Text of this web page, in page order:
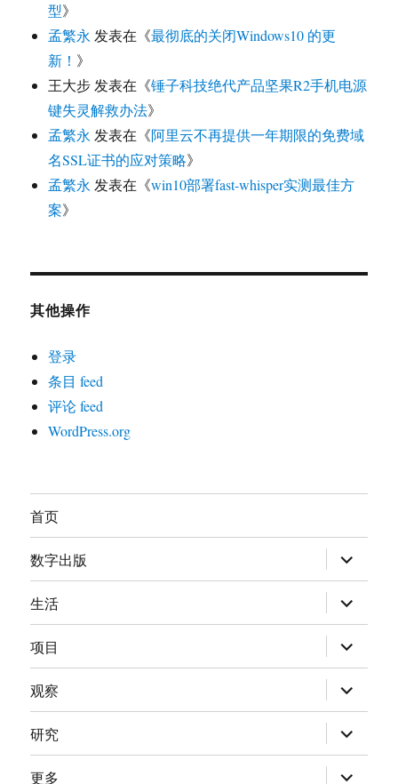
型》
孟繁永 发表在《最彻底的关闭Windows10 的更
新！ 》
王大步 发表在《锤子科技绝代产品坚果R2手机电源
键失灵解救办法》
孟繁永 发表在《阿里云不再提供一年期限的免费域
名SSL证书的应对策略》
孟繁永 发表在《win10部署fast-whisper实测最佳方
案》
其他操作
登录
条目 feed
评论 feed
WordPress.org
首页
数字出版 展
开
子
菜
单
生活 展
开
子
菜
单
项目 展
开
子
菜
单
观察 展
开
子
菜
单
研究 展
开
子
菜
更多 展